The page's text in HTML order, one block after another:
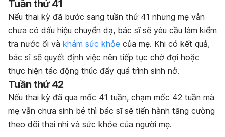
Tuần thứ 41
Nếu thai kỳ đã bước sang tuần thứ 41 nhưng mẹ vẫn
chưa có dấu hiệu chuyển dạ, bác sĩ sẽ yêu cầu làm kiểm
tra nước ối và khám sức khỏe của mẹ. Khi có kết quả,
bác sĩ sẽ quyết định việc nên tiếp tục chờ đợi hoặc
thực hiện tác động thúc đẩy quá trình sinh nở.
Tuần thứ 42
Nếu thai kỳ đã qua mốc 41 tuần, chạm mốc 42 tuần mà
mẹ vẫn chưa sinh bé thì bác sĩ sẽ tiến hành tăng cường
theo dõi thai nhi và sức khỏe của người mẹ.